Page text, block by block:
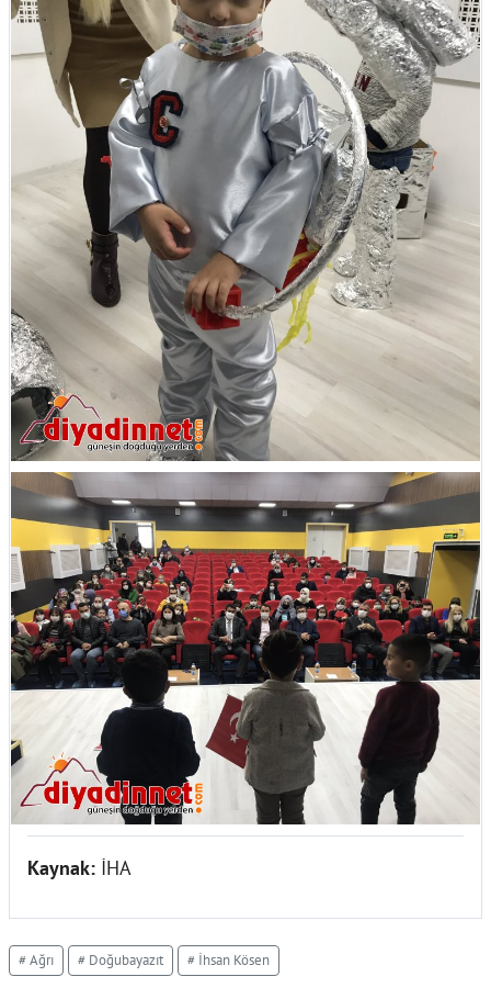
Kaynak: İHA
# Ağrı # Doğubayazıt # İhsan Kösen